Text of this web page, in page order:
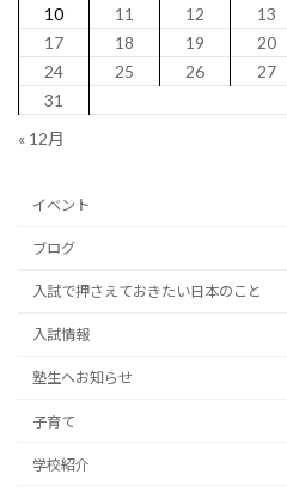
10
11 12 13
17
18 19 20
24
25 26 27
31
« 12月
イベント
ブログ
入試で押さえておきたい日本のこと
入試情報
塾生へお知らせ
子育て
学校紹介